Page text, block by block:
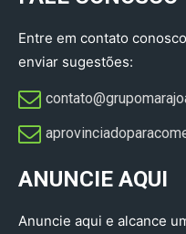
Entre em contato
enviar sugestões:
ANUNCIE AQUI
Anuncie aqui e alcance